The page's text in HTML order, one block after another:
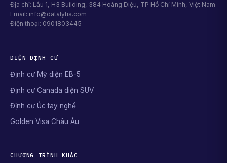
Địa chỉ: Lầu 1, H3 Building, 384 Hoàng Diệu, TP Hồ Chí Minh, Việt Nam
Email: info@datalytis.com
Điện thoại: 0901803445
DIỆN ĐỊNH CƯ
Định cư Mỹ diện EB-5
Định cư Canada diện SUV
Định cư Úc tay nghề
Golden Visa Châu Âu
CHƯƠNG TRÌNH KHÁC